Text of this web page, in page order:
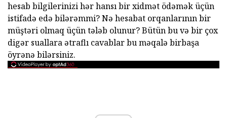
hesab bilgilerinizi hər hansı bir xidmət ödəmək üçün
istifadə edə bilərəmmi? Nə hesabat orqanlarının bir
müştəri olmaq üçün tələb olunur? Bütün bu və bir çox
digər suallara ətraflı cavablar bu məqalə birbaşa
öyrənə bilərsiniz.